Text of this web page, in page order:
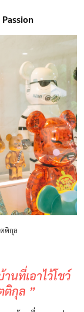
ติกุล
นที่เอาไว้โชว์
ติกุล ”